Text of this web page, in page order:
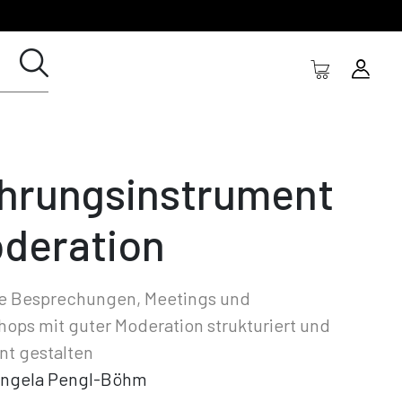
Besprechungen, Meetings und
mit guter Moderation strukturiert und
gestalten
Pengl-Böhm